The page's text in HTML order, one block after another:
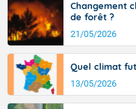
Changement
de forêt ?
21/05/2026
Quel climat
13/05/2026